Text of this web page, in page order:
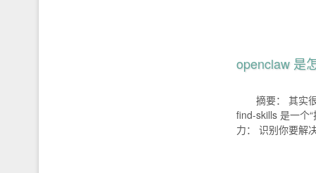
openclaw 是
摘要： 其实
find-skills 是一个
力： 识别你要解